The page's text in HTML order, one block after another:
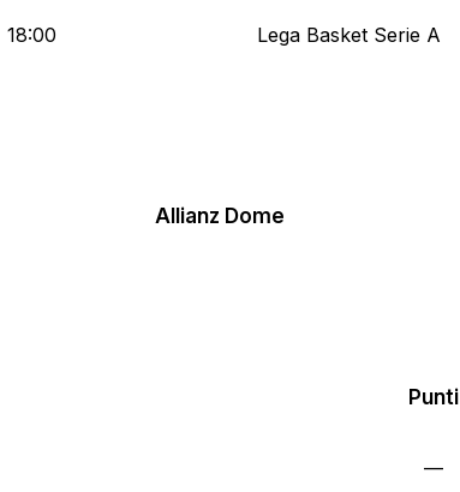
18:00 Lega Basket Serie A
Allianz Dome
Punti
—